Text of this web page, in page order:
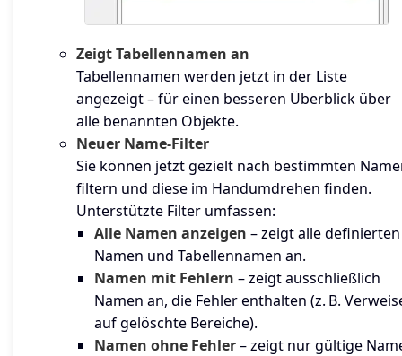
Zeigt Tabellennamen an
Tabellennamen werden jetzt in der Liste
angezeigt – für einen besseren Überblick über
alle benannten Objekte.
Neuer Name-Filter
Sie können jetzt gezielt nach bestimmten
filtern und diese im Handumdrehen finden.
Unterstützte Filter umfassen:
Alle Namen anzeigen – zeigt alle definierten
Namen und Tabellennamen an.
Namen mit Fehlern – zeigt ausschließlich
Namen an, die Fehler enthalten (z. B.
auf gelöschte Bereiche).
Namen ohne Fehler– zeigt nur gültige